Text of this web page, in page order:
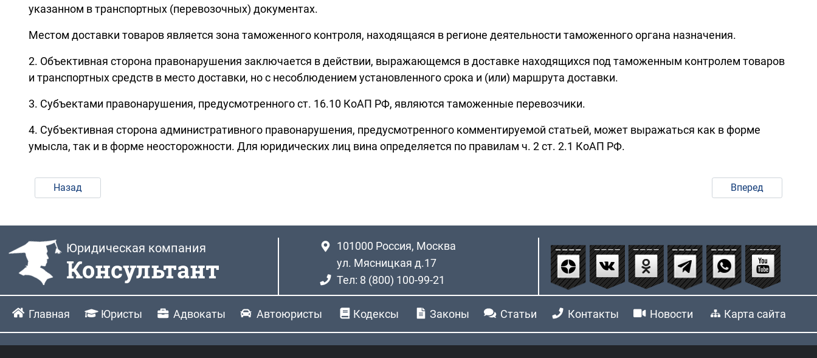
указанном в транспортных (перевозочных) документах.
Местом доставки товаров является зона таможенного контроля, находящаяся в регионе деятельности таможенного органа назначения.
2. Объективная сторона правонарушения заключается в действии, выражающемся в доставке находящихся под таможенным контролем товаров
и транспортных средств в место доставки, но с несоблюдением установленного срока и (или) маршрута доставки.
3. Субъектами правонарушения, предусмотренного ст. 16.10 КоАП РФ, являются таможенные перевозчики.
4. Субъективная сторона административного правонарушения, предусмотренного комментируемой статьей, может выражаться как в форме
умысла, так и в форме неосторожности. Для юридических лиц вина определяется по правилам ч. 2 ст. 2.1 КоАП РФ.
Назад Вперед
Юридическая компания
Консультант
101000 Россия, Москва
ул. Мясницкая д.17
Тел: 8 (800) 100-99-21
Главная Юристы Адвокаты Автоюристы Кодексы Законы Статьи Контакты Новости Карта сайта